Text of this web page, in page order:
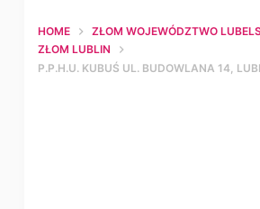
HOME
ZŁOM WOJEWÓDZTWO
ZŁOM LUBLIN
P.P.H.U. KUBUŚ UL. BUDOWLANA 14,